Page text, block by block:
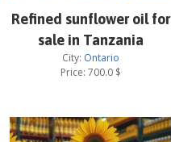
Refined sunflower oil for
sale in Tanzania
City: Ontario
Price: 700.0$